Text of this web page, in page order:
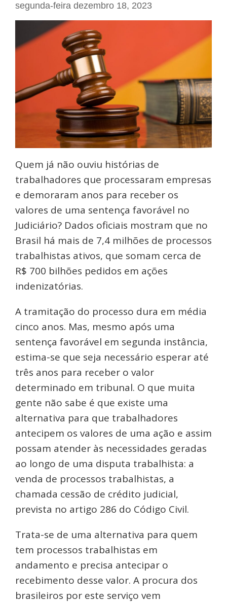
segunda-feira dezembro 18, 2023
Quem já não ouviu histórias de
trabalhadores que processaram empresas
e demoraram anos para receber os
valores de uma sentença favorável no
Judiciário? Dados oficiais mostram que no
Brasil há mais de 7,4 milhões de processos
trabalhistas ativos, que somam cerca de
R$ 700 bilhões pedidos em ações
indenizatórias.
A tramitação do processo dura em média
cinco anos. Mas, mesmo após uma
sentença favorável em segunda instância,
estima-se que seja necessário esperar até
três anos para receber o valor
determinado em tribunal. O que muita
gente não sabe é que existe uma
alternativa para que trabalhadores
antecipem os valores de uma ação e assim
possam atender às necessidades geradas
ao longo de uma disputa trabalhista: a
venda de processos trabalhistas, a
chamada cessão de crédito judicial,
prevista no artigo 286 do Código Civil.
Trata-se de uma alternativa para quem
tem processos trabalhistas em
andamento e precisa antecipar o
recebimento desse valor. A procura dos
brasileiros por este serviço vem